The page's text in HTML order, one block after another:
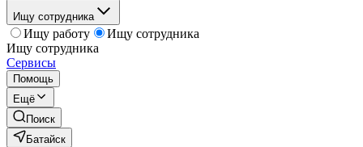
Ищу сотрудника
Ищу работу
Ищу сотрудника
Ищу сотрудника
Сервисы
Помощь
Ещё
Поиск
Батайск